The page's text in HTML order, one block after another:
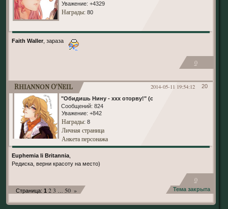
Уважение: +4329
Награды: 80
Faith Waller , зараза
0
20
2014-05-11 19:54:12
Rhiannon O'Neil
"Обидишь Нину - ххх оторву!" (с)
Сообщений: 824
Уважение: +842
Награды: 8
Личная страница
Анкета персонажа
Euphemia li Britannia
Редиска, верни красоту на место)
0
Тема закрыта
Страница: 1 2 3 50 »